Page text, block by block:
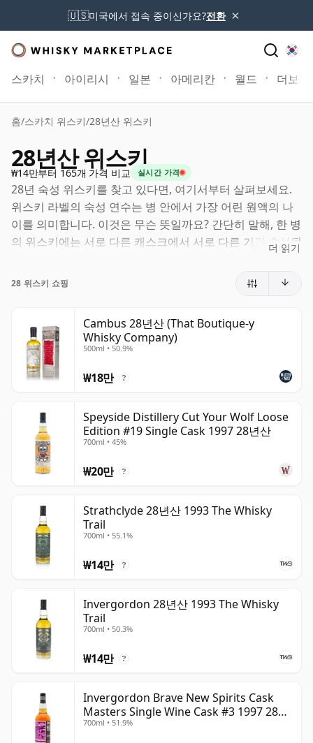
🇺🇸미국에서 접속 중이신가요?전환 ×
스카치 아이리시 일본 아메리칸 월드 더보기
홈/스카치 위스키/28년산 위스키
28년산 위스키
₩14만부터 165개 가격 비교 실시간 가격
28년 숙성 위스키를 찾고 있다면, 여기서부터 살펴보세요.
위스키 라벨의 숙성 연수는 병 안에서 가장 어린 원액의 나
이를 의미합니다. 이것은 무슨 뜻일까요? 간단히 말해, 한 병
의 위스키에는 서로 다른 캐스크에서 서로 다른 기간 숙성된
년)이라고 적혀 있다면, 더 오래 숙성된 원액이 포함될 수는
위스키는 병입되는 순간 숙성이 멈추며, 병 안에서 계속 숙
성되는 와인과 다릅니다. 따라서 이십팔년 숙성 위스키는 시
간이 멈춘 상태로, 언제나 28년 숙성으로 남습니다.
더 읽기
28 위스키 쇼핑
Cambus 28년산 (That Boutique-y
Whisky Company)
500ml • 50.9%
₩18만 ?
Speyside Distillery Cut Your Wolf Loose
Edition #19 Single Cask 1997 28년산
700ml • 45%
₩20만 ?
Strathclyde 28년산 1993 The Whisky
Trail
700ml • 55.1%
₩14만 ?
Invergordon 28년산 1993 The Whisky
Trail
700ml • 50.3%
₩14만 ?
Invergordon Brave New Spirits Cask
Masters Single Wine Cask #3 1997 28년
산
700ml • 51.9%